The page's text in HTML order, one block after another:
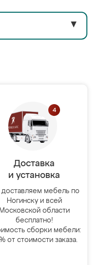
▼
Доставка
и установка
мебель по
Ногинску и всей
Московской области
бесплатно!
сборки мебели:
от стоимости заказа.